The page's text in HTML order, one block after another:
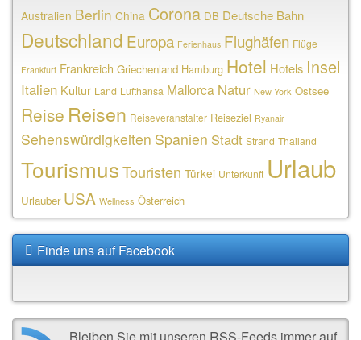
Australien Berlin China Corona DB Deutsche Bahn
Deutschland Europa Ferienhaus Flughäfen Flüge
Frankfurt Frankreich Griechenland Hamburg Hotel Hotels Insel
Italien Kultur Land Lufthansa Mallorca Natur New York Ostsee
Reise Reisen Reiseveranstalter Reiseziel Ryanair
Sehenswürdigkeiten Spanien Stadt Strand Thailand
TourismusTouristen Türkei Unterkunft Urlaub
Urlauber USA Wellness Österreich
Finde uns auf Facebook
Bleiben Sie mit unseren RSS-Feeds immer auf